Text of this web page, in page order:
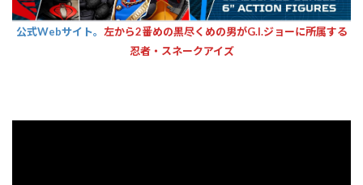
公式Webサイト。 左から2番めの黒尽くめの男がG.I.ジョーに所属する
忍者・スネークアイズ